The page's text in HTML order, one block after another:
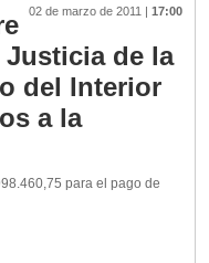
en reconocimiento por su
de Justicia de la Nación
02 de marzo de 2011 | 17:00
Justicia de la
del Interior
a la
para el pago de